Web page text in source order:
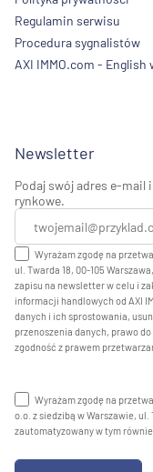
Regulamin serwisu
Procedura sygnalistów
AXI IMMO.com - English
Newsletter
Podaj swój adres e-mail
rynkowe.
Wyrażam zgodę na
ul. Twarda 18, 00-105
zapisu na newsletter w celu i
informacji handlowych od AXI
danych i ich sprostowania,
przenoszenia danych, prawo
zgodność z prawem
Wyrażam zgodę na
o.o. z siedzibą w Warszawie, ul.
zautomatyzowany w tym